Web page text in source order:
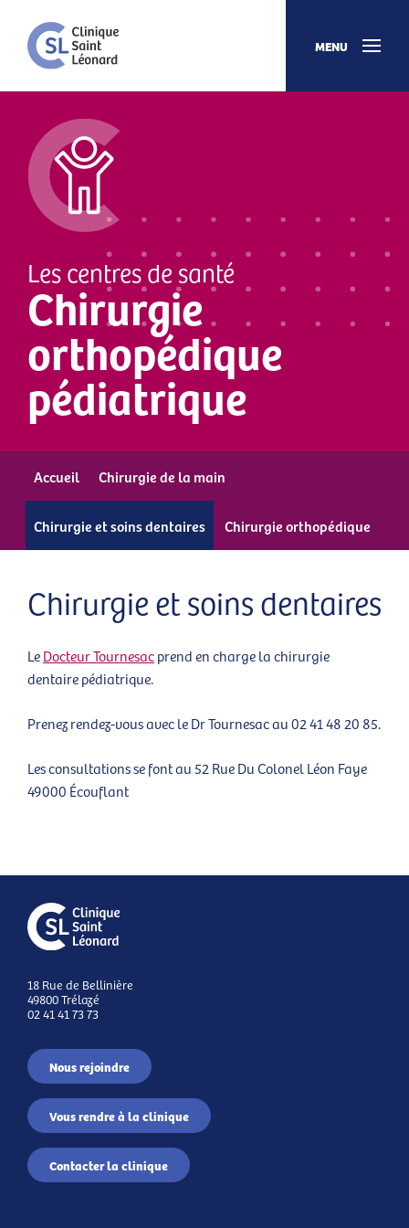
MENU
Les centres de santé
Chirurgie
orthopédique
pédiatrique
Accueil Chirurgie de la main
Chirurgie et soins dentaires Chirurgie orthopédique
Chirurgie et soins dentaires
LeDocteur Tournesacprend en charge la chirurgie
dentaire pédiatrique.
Prenez rendez-vous avec le Dr Tournesac au 02 41 48 20 85.
Les consultations se font au 52 Rue Du Colonel Léon Faye
49000 Écouflant
18 Rue de Bellinière
49800 Trélazé
02 41 41 73 73
Nous rejoindre
Vous rendre à la clinique
Contacter la clinique